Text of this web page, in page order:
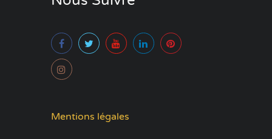
Mentions légales